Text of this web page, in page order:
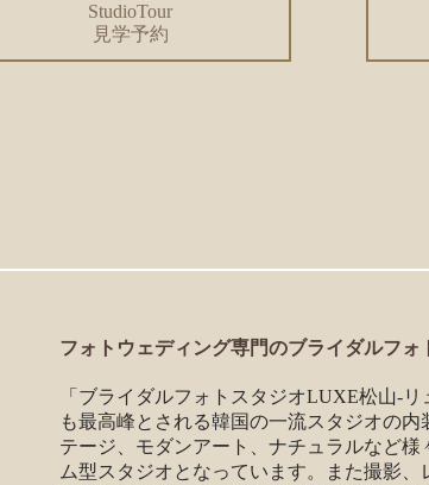
StudioTour
見学予約
フォトウェディング専門のブライダルフォ
「ブライダルフォトスタジオLUXE松山-
も最高峰とされる韓国の一流スタジオの
テージ、モダンアート、ナチュラルなど
ム型スタジオとなっています。また撮影